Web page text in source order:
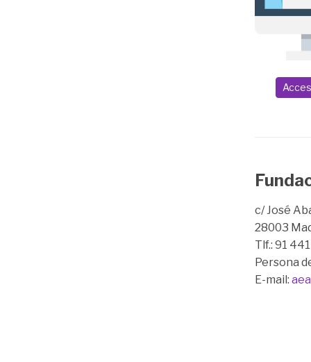
c/ José
28003
Tlf.: 91
Persona
E-mail: